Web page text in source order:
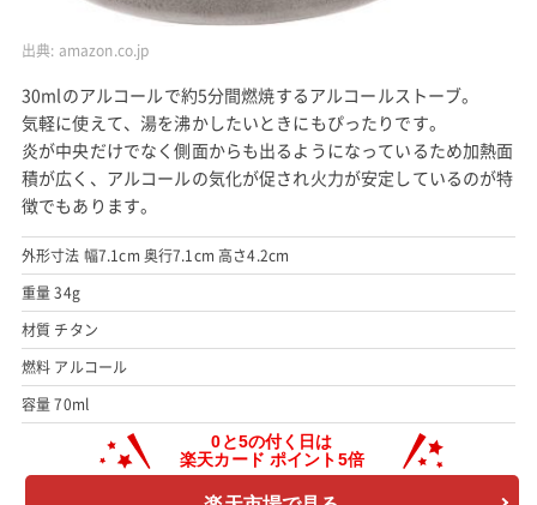
出典: amazon.co.jp
30mlのアルコールで約5分間燃焼するアルコールストーブ。
気軽に使えて、湯を沸かしたいときにもぴったりです。
炎が中央だけでなく側面からも出るようになっているため加熱面
積が広く、アルコールの気化が促され火力が安定しているのが特
徴でもあります。
外形寸法 幅7.1cm 奥行7.1cm 高さ4.2cm
重量 34g
材質 チタン
燃料 アルコール
容量 70ml